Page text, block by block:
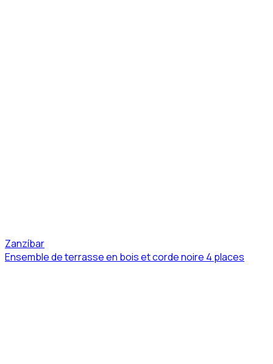
Zanzíbar
Ensemble de terrasse en bois et corde noire 4 places